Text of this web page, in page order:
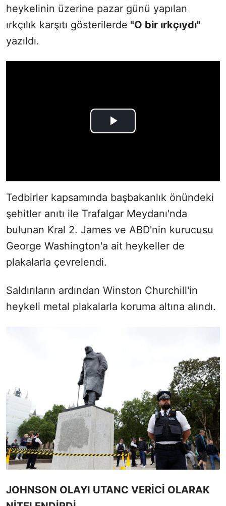
heykelinin üzerine pazar günü yapılan
ırkçılık karşıtı gösterilerde "O bir ırkçıydı"
yazıldı.
Tedbirler kapsamında başbakanlık önündeki
şehitler anıtı ile Trafalgar Meydanı'nda
bulunan Kral 2. James ve ABD'nin kurucusu
George Washington'a ait heykeller de
plakalarla çevrelendi.
Saldırıların ardından Winston Churchill'in
heykeli metal plakalarla koruma altına alındı.
JOHNSON OLAYI UTANC VERİCİ OLARAK